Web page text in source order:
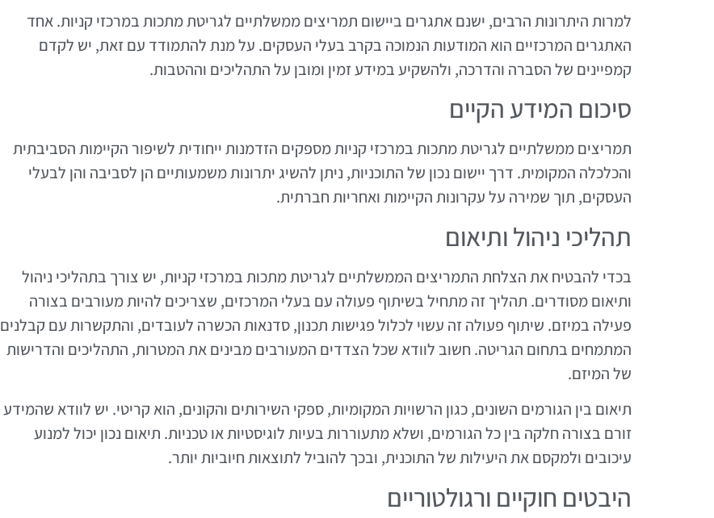
למרות היתרונות הרבים, ישנם אתגרים ביישום תמריצים ממשלתיים לגריטת מתכות במרכזי קניות. אחד
האתגרים המרכזיים הוא המודעות הנמוכה בקרב בעלי העסקים. על מנת להתמודד עם זאת, יש לקדם
קמפיינים של הסברה והדרכה, ולהשקיע במידע זמין ומובן על התהליכים וההטבות.
סיכום המידע הקיים
תמריצים ממשלתיים לגריטת מתכות במרכזי קניות מספקים הזדמנות ייחודית לשיפור הקיימות הסביבתית
והכלכלה המקומית. דרך יישום נכון של התוכניות, ניתן להשיג יתרונות משמעותיים הן לסביבה והן לבעלי
העסקים, תוך שמירה על עקרונות הקיימות ואחריות חברתית.
תהליכי ניהול ותיאום
בכדי להבטיח את הצלחת התמריצים הממשלתיים לגריטת מתכות במרכזי קניות, יש צורך בתהליכי ניהול
ותיאום מסודרים. תהליך זה מתחיל בשיתוף פעולה עם בעלי המרכזים, שצריכים להיות מעורבים בצורה
פעילה במיזם. שיתוף פעולה זה עשוי לכלול פגישות תכנון, סדנאות הכשרה לעובדים, והתקשרות עם קבלנים
המתמחים בתחום הגריטה. חשוב לוודא שכל הצדדים המעורבים מבינים את המטרות, התהליכים והדרישות
של המיזם.
תיאום בין הגורמים השונים, כגון הרשויות המקומיות, ספקי השירותים והקונים, הוא קריטי. יש לוודא שהמידע
זורם בצורה חלקה בין כל הגורמים, ושלא מתעוררות בעיות לוגיסטיות או טכניות. תיאום נכון יכול למנוע
עיכובים ולמקסם את היעילות של התוכנית, ובכך להוביל לתוצאות חיוביות יותר.
היבטים חוקיים ורגולטוריים